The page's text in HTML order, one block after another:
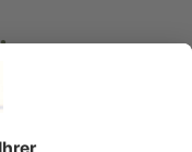
aus. Dieses